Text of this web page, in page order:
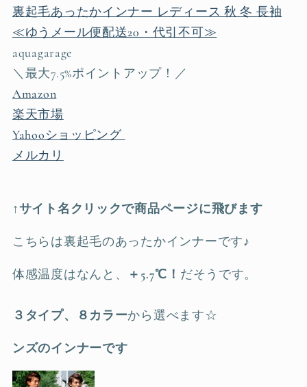
裏起毛あったかインナー レディース 秋 冬 長袖
≪ゆうメール便配送20・代引不可≫
aquagarage
＼最大7.5%ポイントアップ！／
Amazon
楽天市場
Yahooショッピング
メルカリ
↑サイト名クリックで商品ページに飛びます
こちらは裏起毛のあったかインナーです♪
体感温度はなんと、 ＋5.7℃！ だそうです。
３タイプ、８カラーから選べます☆
ンズのインナーです